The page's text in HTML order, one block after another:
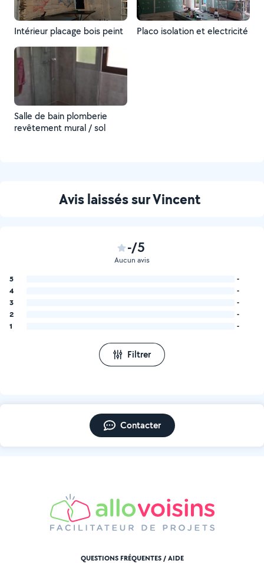
Intérieur placage bois peint Placo isolation et electricité
Salle de bain plomberie
revêtement mural / sol
Avis laissés sur Vincent
-/5
Aucun avis
5
-
4
-
3
-
2
-
1
-
Filtrer
Contacter
QUESTIONS FRÉQUENTES / AIDE